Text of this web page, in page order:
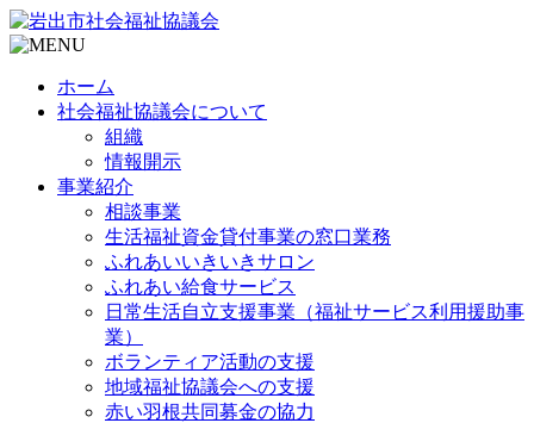
ホーム
社会福祉協議会について
組織
情報開示
事業紹介
相談事業
生活福祉資金貸付事業の窓口業務
ふれあいいきいきサロン
ふれあい給食サービス
日常生活自立支援事業（福祉サービス利用援助事
業）
ボランティア活動の支援
地域福祉協議会への支援
赤い羽根共同募金の協力